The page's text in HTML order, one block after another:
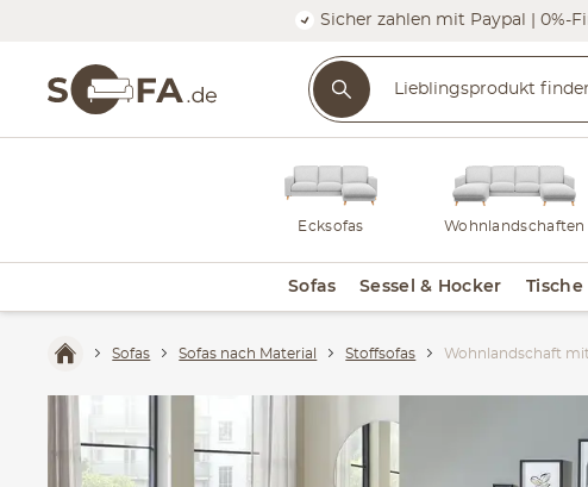
Sicher zahlen mit Paypal | 0%-
Ecksofas Wohnlandschaften
Sofas Sessel & Hocker Tische
Sofas Sofas nach Material Stoffsofas Wohnlandschaft